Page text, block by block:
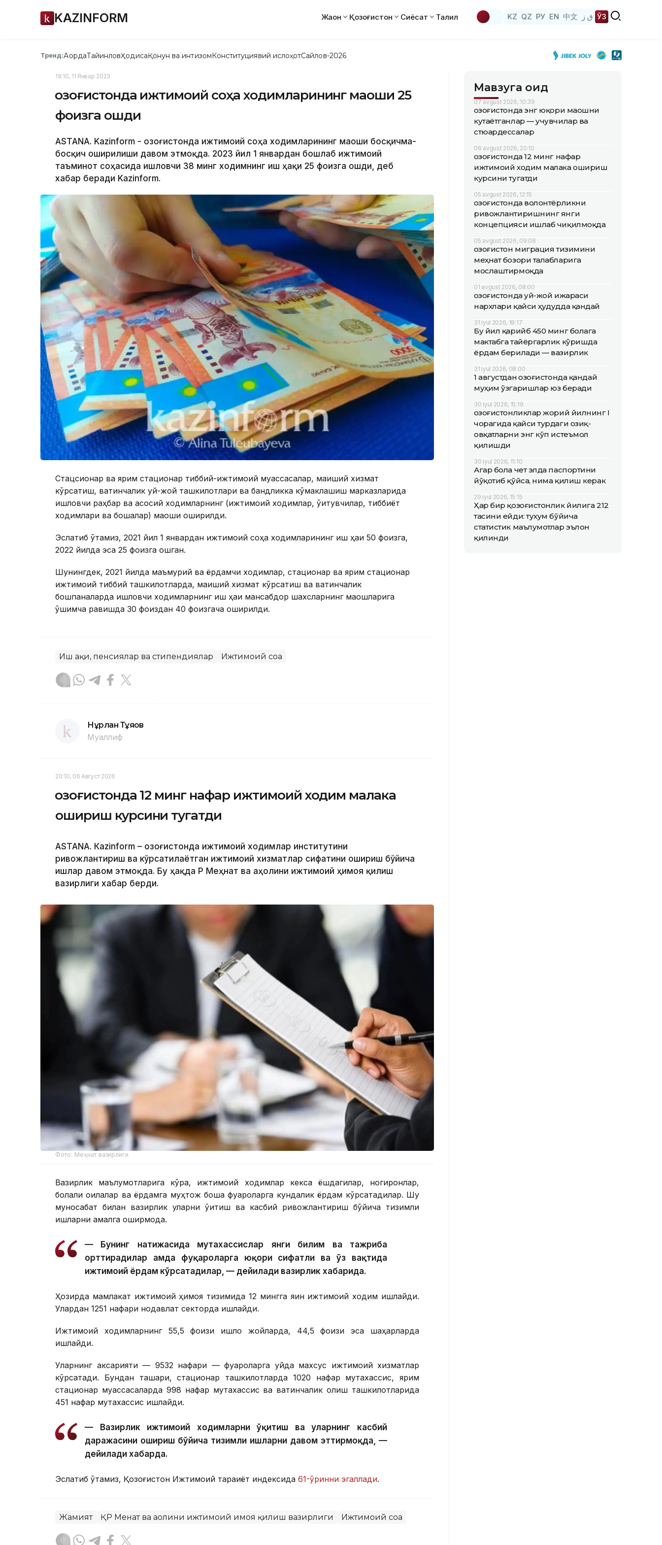
KAZINFORM Жаҳон Қозоғистон Сиёсат Таҳлил KZ QZ РУ EN 中文 ق ز ЎЗ
Тренд:АқордаТайинловҲодисаҚонун ва интизомКонституциявий ислоҳотСайлов-2026
19:10, 11 Январ 2023
Қозоғистонда ижтимоий соҳа ходимларининг маоши 25
фоизга ошди
ASTANA. Kazinform - Қозоғистонда ижтимоий соҳа ходимларининг маоши босқичма-
босқич оширилиши давом этмоқда. 2023 йил 1 январдан бошлаб ижтимоий
таъминот соҳасида ишловчи 38 минг ходимнинг иш ҳақи 25 фоизга ошди, деб
хабар беради Kazinform.
Стацсионар ва ярим стационар тиббий-ижтимоий муассасалар, маиший хизмат
кўрсатиш, вақтинчалик уй-жой ташкилотлари ва бандликка кўмаклашиш марказларида
ишловчи раҳбар ва асосий ходимларнинг (ижтимоий ходимлар, ўқитувчилар, тиббиёт
ходимлари ва бошқалар) маоши оширилди.
Эслатиб ўтамиз, 2021 йил 1 январдан ижтимоий соҳа ходимларининг иш ҳақи 50 фоизга,
2022 йилда эса 25 фоизга ошган.
Шунингдек, 2021 йилда маъмурий ва ёрдамчи ходимлар, стационар ва ярим стационар
ижтимоий тиббий ташкилотларда, маиший хизмат кўрсатиш ва вақтинчалик
бошпаналарда ишловчи ходимларнинг иш ҳақи мансабдор шахсларнинг маошларига
қўшимча равишда 30 фоиздан 40 фоизгача оширилди.
Иш ҳақи, пенсиялар ва стипендиялар Ижтимоий соҳа
Нұрлан Тұяқов
Муаллиф
20:10, 06 Август 2026
Қозоғистонда 12 минг нафар ижтимоий ходим малака
ошириш курсини тугатди
ASTANА. Кazinform – Қозоғистонда ижтимоий ходимлар институтини
ривожлантириш ва кўрсатилаётган ижтимоий хизматлар сифатини ошириш бўйича
ишлар давом этмоқда. Бу ҳақда ҚР Меҳнат ва аҳолини ижтимоий ҳимоя қилиш
вазирлиги хабар берди.
Фото: Меҳнат вазирлиги
Вазирлик маълумотларига кўра, ижтимоий ходимлар кекса ёшдагилар, ногиронлар,
болали оилалар ва ёрдамга муҳтож бошқа фуқароларга кундалик ёрдам кўрсатадилар. Шу
муносабат билан вазирлик уларни ўқитиш ва касбий ривожлантириш бўйича тизимли
ишларни амалга оширмоқда.
— Бунинг натижасида мутахассислар янги билим ва тажриба
орттирадилар ҳамда фуқароларга юқори сифатли ва ўз вақтида
ижтимоий ёрдам кўрсатадилар, — дейилади вазирлик хабарида.
Ҳозирда мамлакат ижтимоий ҳимоя тизимида 12 мингга яқин ижтимоий ходим ишлайди.
Улардан 1251 нафари нодавлат секторда ишлайди.
Ижтимоий ходимларнинг 55,5 фоизи қишлоқ жойларда, 44,5 фоизи эса шаҳарларда
ишлайди.
Уларнинг аксарияти — 9532 нафари — фуқароларга уйда махсус ижтимоий хизматлар
кўрсатади. Бундан ташқари, стационар ташкилотларда 1020 нафар мутахассис, ярим
стационар муассасаларда 998 нафар мутахассис ва вақтинчалик қолиш ташкилотларида
451 нафар мутахассис ишлайди.
— Вазирлик ижтимоий ходимларни ўқитиш ва уларнинг касбий
даражасини ошириш бўйича тизимли ишларни давом эттирмоқда, —
дейилади хабарда.
Эслатиб ўтамиз, Қозоғистон Ижтимоий тараққиёт индексида 61-ўринни эгаллади.
Жамият ҚР Меҳнат ва аҳолини ижтимоий ҳимоя қилиш вазирлиги Ижтимоий соҳа
Мавзуга оид
07 avgust 2026, 10:39
Қозоғистонда энг юқори маошни
кутаётганлар — учувчилар ва
стюардессалар
06 avgust 2026, 20:10
Қозоғистонда 12 минг нафар
ижтимоий ходим малака ошириш
курсини тугатди
05 avgust 2026, 12:15
Қозоғистонда волонтёрликни
ривожлантиришнинг янги
концепцияси ишлаб чиқилмоқда
05 avgust 2026, 09:08
Қозоғистон миграция тизимини
меҳнат бозори талабларига
мослаштирмоқда
01 avgust 2026, 08:00
Қозоғистонда уй-жой ижараси
нархлари қайси ҳудудда қандай
31 iyul 2026, 18:17
Бу йил қарийб 450 минг болага
мактабга тайёргарлик кўришда
ёрдам берилади — вазирлик
31 iyul 2026, 08:00
1 августдан Қозоғистонда қандай
муҳим ўзгаришлар юз беради
30 iyul 2026, 15:19
Қозоғистонликлар жорий йилнинг I
чорагида қайси турдаги озиқ-
овқатларни энг кўп истеъмол
қилишди
30 iyul 2026, 11:10
Агар бола чет элда паспортини
йўқотиб қўйса, нима қилиш керак
29 iyul 2026, 15:15
Ҳар бир қозоғистонлик йилига 212
тасини ейди: тухум бўйича
статистик маълумотлар эълон
қилинди